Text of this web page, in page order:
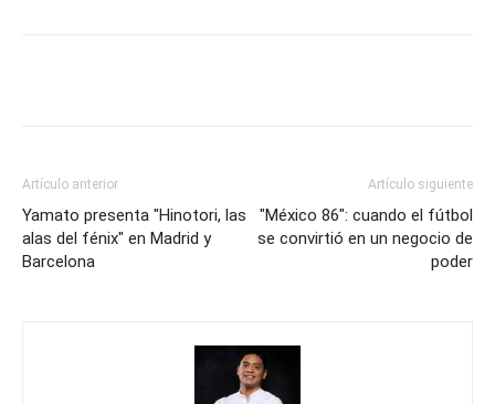
Artículo anterior
Yamato presenta "Hinotori, las
alas del fénix" en Madrid y
Barcelona
Artículo siguiente
"México 86": cuando el fútbol
se convirtió en un negocio de
poder